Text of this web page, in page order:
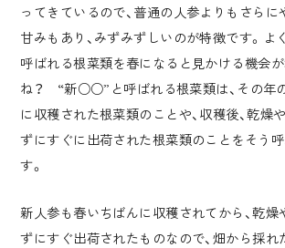
ってきているので、普通の人参よりもさらに
甘みもあり、みずみずしいのが特徴です。
呼ばれる根菜類を春になると見かける機会
ね？ “新○○”と呼ばれる根菜類は、その年
に収穫された根菜類のことや、収穫後、乾燥
ずにすぐに出荷された根菜類のことをそう
す。
新人参も春いちばんに収穫されてから、乾燥
ずにすぐ出荷されたものなので、畑から採れ